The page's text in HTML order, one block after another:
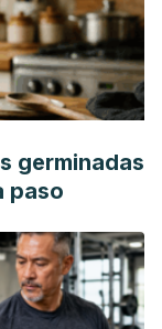
germinadas
paso